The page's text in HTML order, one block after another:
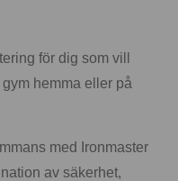
för dig som vill
hemma eller på
med Ironmaster
av säkerhet,